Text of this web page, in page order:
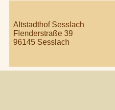
Altstadthof Sesslach
Flenderstraße 39
96145 Sesslach